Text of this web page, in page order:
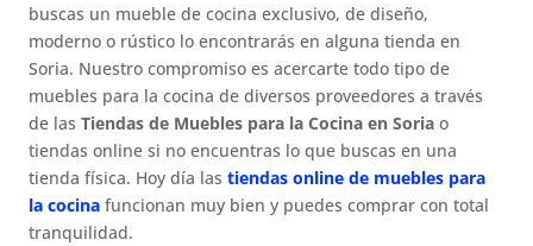
buscas un mueble de cocina exclusivo, de diseño,
moderno o rústico lo encontrarás en alguna tienda en
Soria. Nuestro compromiso es acercarte todo tipo de
muebles para la cocina de diversos proveedores a través
de lasTiendas de Muebles para la Cocina en Soria o
tiendas online si no encuentras lo que buscas en una
tienda física. Hoy día lastiendas online de muebles para
la cocina funcionan muy bien y puedes comprar con total
tranquilidad.